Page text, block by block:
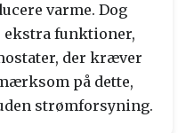
varme. Dog
ekstra funktioner,
der kræver
på dette,
strømforsyning.